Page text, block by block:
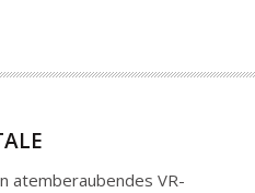
atemberaubendes VR-